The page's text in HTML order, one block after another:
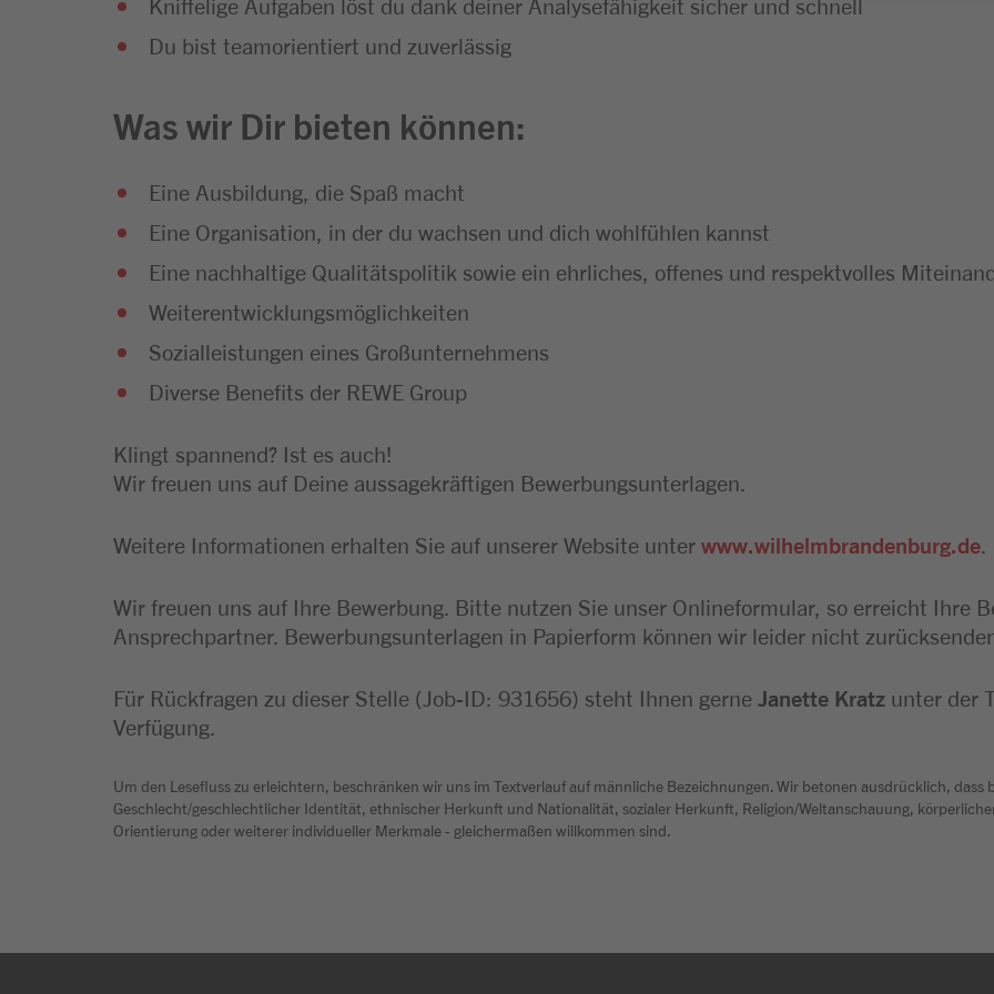
Du bist teamorientiert und zuverlässig
Was wir Dir bieten können:
Eine Ausbildung, die Spaß macht
Eine Organisation, in der du wachsen und dich wohlfühlen kannst
Eine nachhaltige Qualitätspolitik sowie ein ehrliches, offenes und respektvolles
Weiterentwicklungsmöglichkeiten
Sozialleistungen eines Großunternehmens
Diverse Benefits der REWE Group
Klingt spannend? Ist es auch!
Wir freuen uns auf Deine aussagekräftigen Bewerbungsunterlagen.
Weitere Informationen erhalten Sie auf unserer Website unter www.wilhelmbrandenburg.de
Wir freuen uns auf Ihre Bewerbung. Bitte nutzen Sie unser Onlineformular, so erreicht Ihre
Ansprechpartner. Bewerbungsunterlagen in Papierform können wir leider nicht
Für Rückfragen zu dieser Stelle (Job-ID: 931656) steht Ihnen gerne Janette Kratz unter der
Verfügung.
Um den Lesefluss zu erleichtern, beschränken wir uns im Textverlauf auf männliche Bezeichnungen. Wir betonen ausdrücklich, dass
Geschlecht/geschlechtlicher Identität, ethnischer Herkunft und Nationalität, sozialer Herkunft, Religion/Weltanschauung,
Orientierung oder weiterer individueller Merkmale - gleichermaßen willkommen sind.